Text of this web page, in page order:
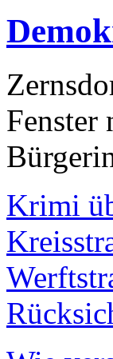
Fenster
Krimi